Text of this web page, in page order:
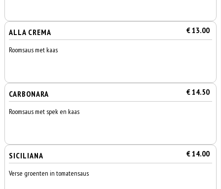
ALLA CREMA € 13.00
Roomsaus met kaas
CARBONARA € 14.50
Roomsaus met spek en kaas
SICILIANA € 14.00
Verse groenten in tomatensaus